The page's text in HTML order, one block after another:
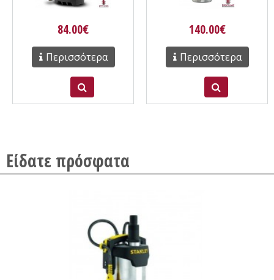
84.00€
Περισσότερα
140.00€
Περισσότερα
Είδατε πρόσφατα